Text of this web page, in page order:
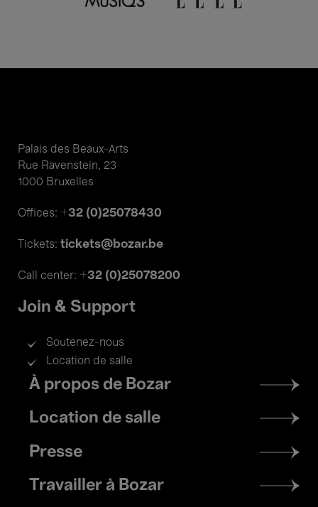
Palais des Beaux-Arts
Rue Ravenstein, 23
1000 Bruxelles
Offices: +32 (0)25078430
Tickets: tickets@bozar.be
Call center: +32 (0)25078200
Join & Support
Soutenez-nous
Location de salle
Footer
menu
À propos de Bozar
Location de salle
Presse
Travailler à Bozar